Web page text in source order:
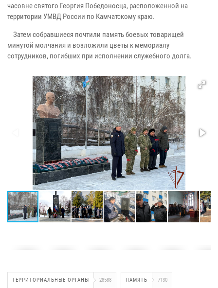
часовне святого Георгия Победоносца, расположенной на
территории УМВД России по Камчатскому краю.
Затем собравшиеся почтили память боевых товарищей
минутой молчания и возложили цветы к мемориалу
сотрудников, погибших при исполнении служебного долга.
ТЕРРИТОРИАЛЬНЫЕ ОРГАНЫ 28588 ПАМЯТЬ 7130